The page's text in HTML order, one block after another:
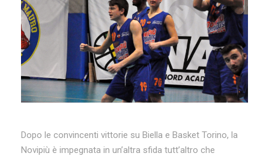
Dopo le convincenti vittorie su Biella e Basket Torino, la
Novipiù è impegnata in un’altra sfida tutt’altro che